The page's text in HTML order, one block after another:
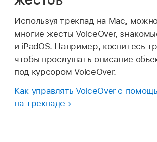
Используя трекпад на Mac,
многие жесты VoiceOver,
и iPadOS. Например, коснитесь
чтобы прослушать описание
под курсором VoiceOver.
Как управлять VoiceOver с
на трекпаде